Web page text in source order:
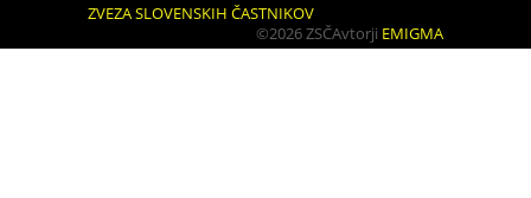
ZVEZA SLOVENSKIH ČASTNIKOV
©2026 ZSČAvtorji EMIGMA